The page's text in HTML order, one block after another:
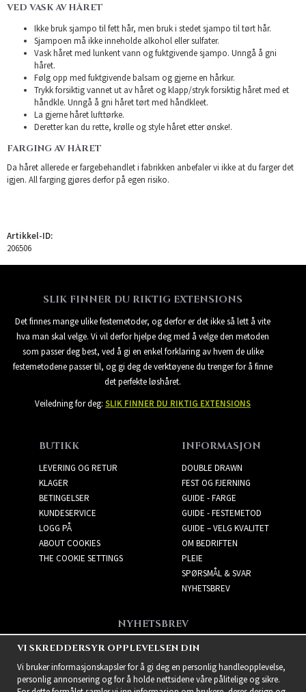
VED VASK AV HÅRET
Ikke bruk sjampo til fett hår, men bruk i stedet sjampo til tørt hår.
Sjampoen må ikke inneholde alkohol eller sulfater.
Vask håret med lunkent vann og fuktgivende sjampo. Unngå å gni
håret.
Følg opp med fuktgivende balsam og gjerne en hårkur.
Trykk forsiktig vannet ut av håret og klapp/stryk forsiktig håret med et
håndkle. Unngå å gni håret tørt med håndkleet.
La gjerne håret lufttørke.
Deretter kan du rette, krølle og style håret etter ønske!.
FARGING AV HÅRET
Da håret allerede er fargebehandlet i fabrikken anbefaler vi ikke at du farger det
igjen. All farging gjøres derfor på egen risiko.
Artikkel-ID:
206506
SLIK FINNER DU RIKTIG EXTENSIONS
Det finnes mange ulike festemetoder, og derfor er det ikke så lett å vite
hva man skal velge. Vi vil derfor hjelpe deg med å velge den metoden
som passer deg best, ved å gi en enkel forklaring av hvem de ulike
festemetodene passer til, og gi deg de verktøyene du trenger for å finne
det perfekte løshåret.
Veiledning for deg: SLIK FINNER DU RIKTIG EXTENSIONS
BUTIKK
LEVERING OG RETUR
KLAGER
BETINGELSER
KUNDESERVICE
LOGG PÅ
ABOUT COOKIES
THE COOKIE SETTINGS
INFORMASJON
DOUBLE DRAWN
FEST OG FJERNING
GUIDE - FARGE
GUIDE - FESTEMETOD
GUIDE – VELG KVALITET
OM BEDRIFTEN
PLEIE
SPØRSMÅL & SVAR
NYHETSBREV
NYHETSBREV
Få de beste tilbudene og
spennende nye produkter!
VI SKREDDERSYR OPPLEVELSEN DIN
Vi bruker informasjonskapsler for å gi deg en personlig handleopplevelse,
personlig annonsering og for å holde nettsidene våre pålitelige og sikre.